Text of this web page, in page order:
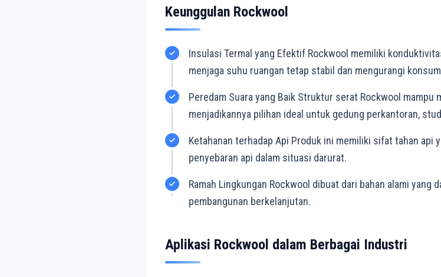
Keunggulan Rockwool
Insulasi Termal yang Efektif Rockwool memiliki
menjaga suhu ruangan tetap stabil dan mengurangi
Peredam Suara yang Baik Struktur serat Rockwool mampu
menjadikannya pilihan ideal untuk gedung perkantoran,
Ketahanan terhadap Api Produk ini memiliki sifat tahan api
penyebaran api dalam situasi darurat.
Ramah Lingkungan Rockwool dibuat dari bahan alami yang
pembangunan berkelanjutan.
Aplikasi Rockwool dalam Berbagai Industri